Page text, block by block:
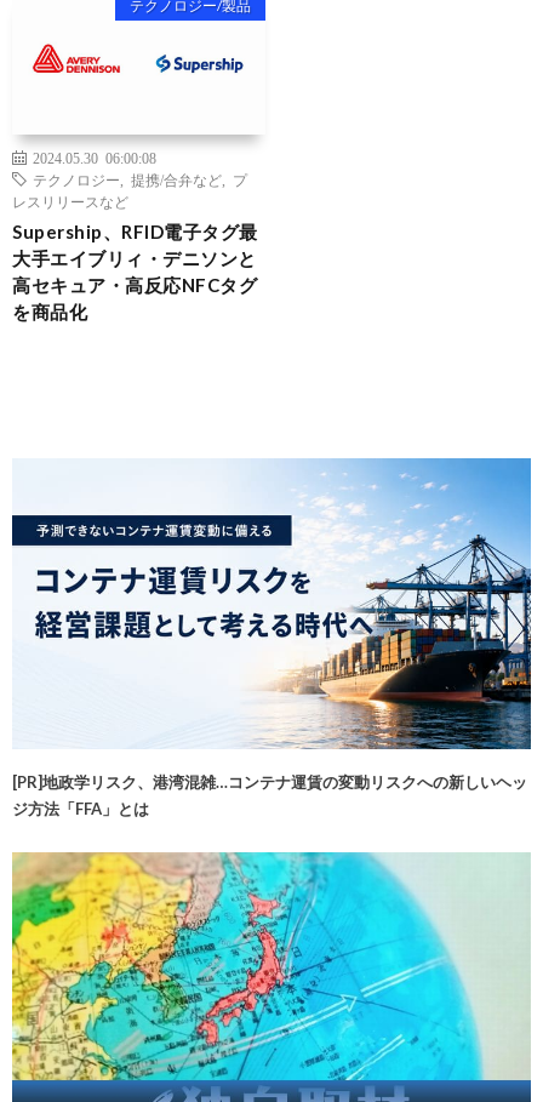
テクノロジー/製品
2024.05.30 06:00:08
テクノロジー
提携/合弁など
プ
レスリリースなど
Supership、RFID電子タグ最
大手エイブリィ・デニソンと
高セキュア・高反応NFCタグ
を商品化
[PR]地政学リスク、港湾混雑…コンテナ運賃の変動リスクへの新しいヘッ
ジ方法「FFA」とは